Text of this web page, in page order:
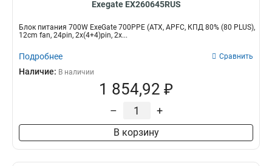
Exegate EX260645RUS
Блок питания 700W ExeGate 700PPE (ATX, APFC, КПД 80% (80 PLUS),
12cm fan, 24pin, 2x(4+4)pin, 2x...
Подробнее Сравнить
Наличие: В наличии
1 854,92 ₽
– +
В корзину